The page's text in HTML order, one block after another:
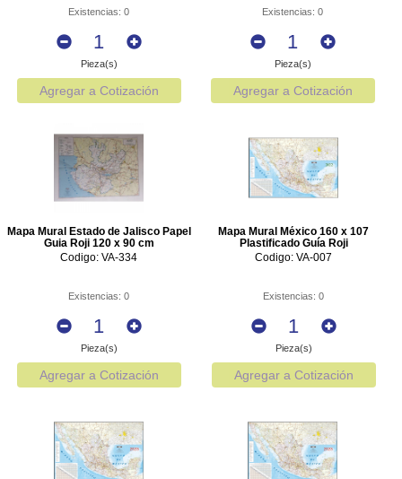
Existencias: 0
Pieza(s)
Agregar a Cotización
Existencias: 0
Pieza(s)
Agregar a Cotización
Mapa Mural Estado de Jalisco Papel
Guia Roji 120 x 90 cm
Codigo: VA-334
Existencias: 0
Pieza(s)
Agregar a Cotización
Mapa Mural México 160 x 107
Plastificado Guía Roji
Codigo: VA-007
Existencias: 0
Pieza(s)
Agregar a Cotización